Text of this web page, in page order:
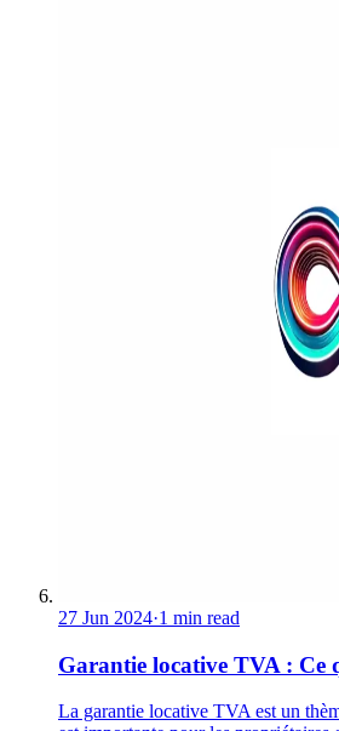
27 Jun 2024·1 min read
Garantie locative TVA : Ce
La garantie locative TVA est un